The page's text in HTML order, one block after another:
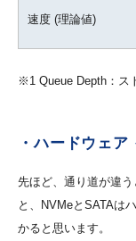
速度 (理論値)
※1 Queue Depth：ス
・ハードウェ
先ほど、通り道が違
と、NVMeとSATAは
かると思います。